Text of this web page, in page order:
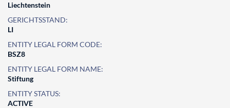
Liechtenstein
GERICHTSSTAND:
LI
ENTITY LEGAL FORM CODE:
BSZ8
ENTITY LEGAL FORM NAME:
Stiftung
ENTITY STATUS:
ACTIVE